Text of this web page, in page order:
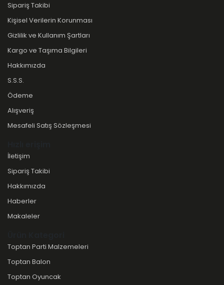
Sipariş Takibi
Kişisel Verilerin Korunması
Gizlilik ve Kullanım Şartları
Kargo ve Taşıma Bilgileri
Hakkımızda
S.S.S.
Ödeme
Alışveriş
Mesafeli Satış Sözleşmesi
İletişim
Sipariş Takibi
Hakkımızda
Haberler
Makaleler
Toptan Parti Malzemeleri
Toptan Balon
Toptan Oyuncak